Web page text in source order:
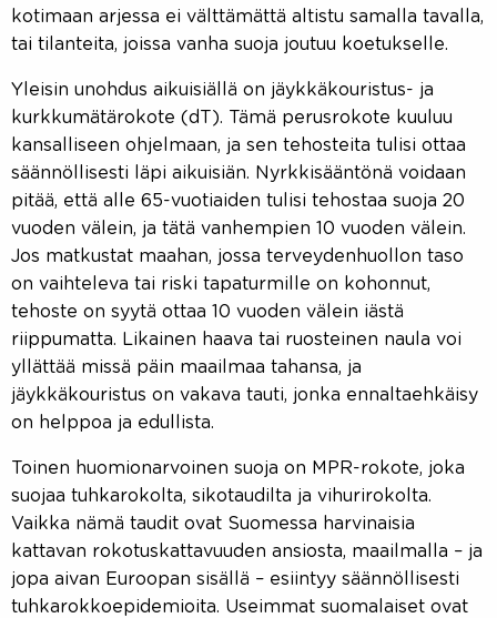
kotimaan arjessa ei välttämättä altistu samalla tavalla,
tai tilanteita, joissa vanha suoja joutuu koetukselle.
Yleisin unohdus aikuisiällä on jäykkäkouristus- ja
kurkkumätärokote (dT). Tämä perusrokote kuuluu
kansalliseen ohjelmaan, ja sen tehosteita tulisi ottaa
säännöllisesti läpi aikuisiän. Nyrkkisääntönä voidaan
pitää, että alle 65-vuotiaiden tulisi tehostaa suoja 20
vuoden välein, ja tätä vanhempien 10 vuoden välein.
Jos matkustat maahan, jossa terveydenhuollon taso
on vaihteleva tai riski tapaturmille on kohonnut,
tehoste on syytä ottaa 10 vuoden välein iästä
riippumatta. Likainen haava tai ruosteinen naula voi
yllättää missä päin maailmaa tahansa, ja
jäykkäkouristus on vakava tauti, jonka ennaltaehkäisy
on helppoa ja edullista.
Toinen huomionarvoinen suoja on MPR-rokote, joka
suojaa tuhkarokolta, sikotaudilta ja vihurirokolta.
Vaikka nämä taudit ovat Suomessa harvinaisia
kattavan rokotuskattavuuden ansiosta, maailmalla – ja
jopa aivan Euroopan sisällä – esiintyy säännöllisesti
tuhkarokkoepidemioita. Useimmat suomalaiset ovat